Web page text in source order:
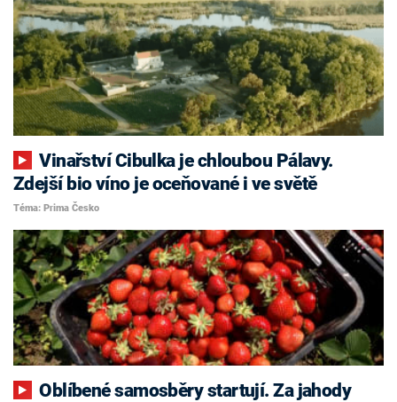
Vinařství Cibulka je chloubou Pálavy.
Zdejší bio víno je oceňované i ve světě
Téma: Prima Česko
Oblíbené samosběry startují. Za jahody